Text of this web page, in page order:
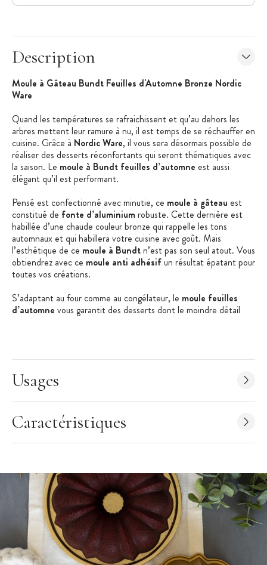
Description
Moule à Gâteau Bundt Feuilles d'Automne Bronze Nordic
Ware
Quand les températures se rafraichissent et qu’au dehors les
arbres mettent leur ramure à nu, il est temps de se réchauffer en
cuisine. Grâce à Nordic Ware, il vous sera désormais possible de
réaliser des desserts réconfortants qui seront thématiques avec
la saison. Le moule à Bundt feuilles d’automne est aussi
élégant qu’il est performant.
Pensé est confectionné avec minutie, ce moule à gâteau est
constitué de fonte d’aluminiumrobuste. Cette dernière est
habillée d’une chaude couleur bronze qui rappelle les tons
automnaux et qui habillera votre cuisine avec goût. Mais
l’esthétique de ce moule à Bundtn’est pas son seul atout. Vous
obtiendrez avec ce moule anti adhésifun résultat épatant pour
toutes vos créations.
S’adaptant au four comme au congélateur, le moule feuilles
d’automne vous garantit des desserts dont le moindre détail
beauté de son design, faites confiance à la qualité dumoule
Guide d'utilisation du moule Nordic Ware :
Pour chaque usage du moule, chemisez l'intérieur avec du beurre ou
un spray de démoulage contenant de la farine. Tout autre spray ou
encore la margarine sont déconseillés.
dernier sur le plan de travail pour vous débarrasser des bulles d'air.
Laissez poser environ 10 minutes afin que les détails du moule à
gâteau soient bien remplis de pâte.
Pensez à bien préchauffer votre four.
Laissez refroidir au moins 10 minutes à la sortie du four avant de
démouler.
Pour nettoyer le moule, de l'eau chaude savonneuse suffira.
Usages
Caractéristiques